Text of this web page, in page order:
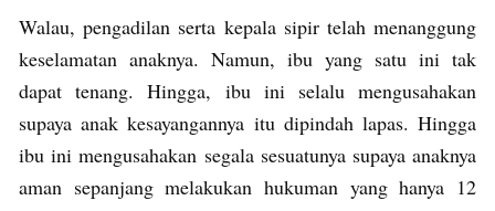
Walau, pengadilan serta kepala sipir telah menanggung
keselamatan anaknya. Namun, ibu yang satu ini tak
dapat tenang. Hingga, ibu ini selalu mengusahakan
supaya anak kesayangannya itu dipindah lapas. Hingga
ibu ini mengusahakan segala sesuatunya supaya anaknya
aman sepanjang melakukan hukuman yang hanya 12